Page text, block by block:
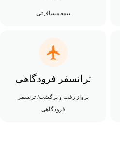
بیمه مسافرتی
ترانسفر فرودگاهی
پرواز رفت و برگشت/ ترنسفر
فرودگاهی